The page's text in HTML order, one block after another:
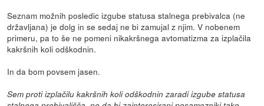
Seznam možnih posledic izgube statusa stalnega prebivalca (ne
državljana) je dolg in se sedaj ne bi zamujal z njim. V nobenem
primeru, pa to še ne pomeni nikakršnega avtomatizma za izplačila
kakršnih koli odškodnin.
In da bom povsem jasen.
Sem proti izplačilu kakršnih koli odškodnin zaradi izgube statusa